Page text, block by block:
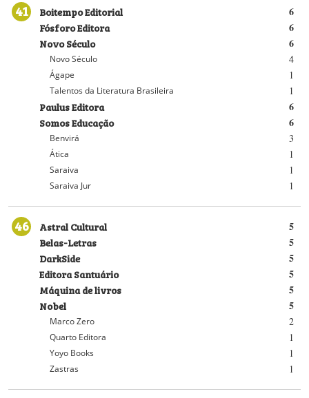
41 6
Boitempo Editorial
6
Fósforo Editora
6
Novo Século
4
Novo Século
1
Ágape
1
Talentos da Literatura Brasileira
6
Paulus Editora
6
Somos Educação
3
Benvirá
1
Ática
1
Saraiva
1
Saraiva Jur
46 5
Astral Cultural
5
Belas-Letras
5
DarkSide
5
Editora Santuário
5
Máquina de livros
5
Nobel
2
Marco Zero
1
Quarto Editora
1
Yoyo Books
1
Zastras